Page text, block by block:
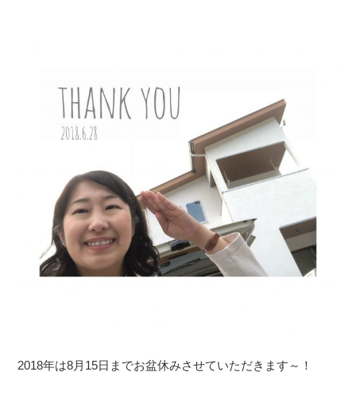
2018年は8月15日までお盆休みさせていただきます～！